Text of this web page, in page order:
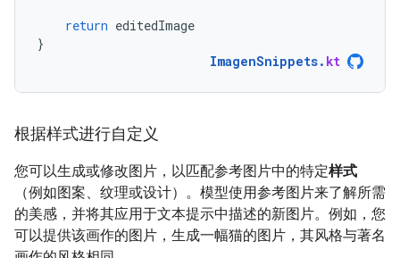
return editedImage
}
ImagenSnippets. kt
根据样式进行自定义
您可以生成或修改图片，以匹配参考图片中的特定样式
（例如图案、纹理或设计）。模型使用参考图片来了解所需
的美感，并将其应用于文本提示中描述的新图片。例如，您
可以提供该画作的图片，生成一幅猫的图片，其风格与著名